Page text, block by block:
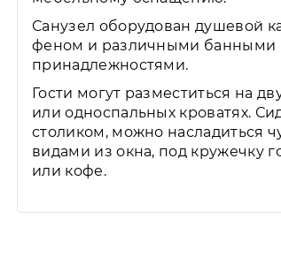
Санузел оборудован душевой
феном и различными банными
принадлежностями.
Гости могут разместиться на
или односпальных кроватях.
столиком, можно насладиться
видами из окна, под кружечку
или кофе.